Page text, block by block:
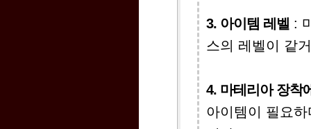
3. 아이템 레벨 :
스의 레벨이 같
4. 마테리아 장착
아이템이 필요